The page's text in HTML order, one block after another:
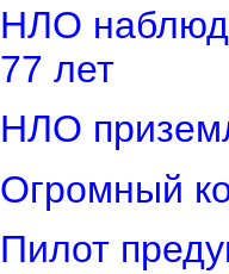
НЛО
77 лет
НЛО
Огромный
Пилот